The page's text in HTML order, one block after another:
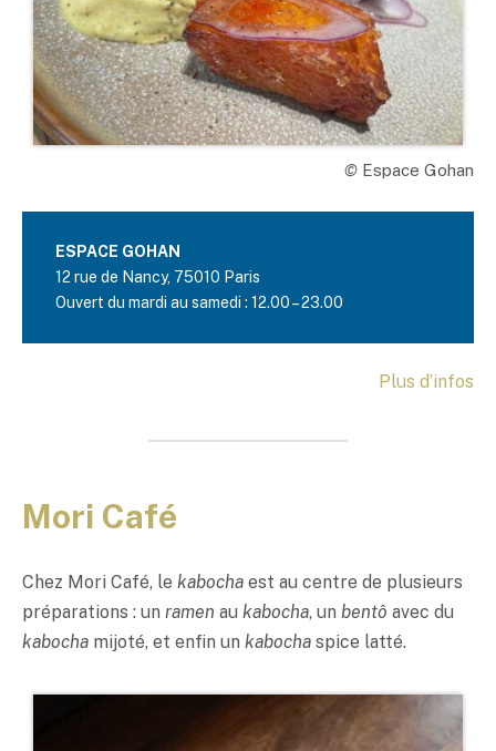
© Espace Gohan
ESPACE GOHAN
12 rue de Nancy, 75010 Paris
Ouvert du mardi au samedi : 12.00 – 23.00
Plus d’infos
Mori Café
Chez Mori Café, le kabocha est au centre de plusieurs
préparations : un ramen au kabocha, un bentô avec du
kabocha mijoté, et enfin un kabocha spice latté.